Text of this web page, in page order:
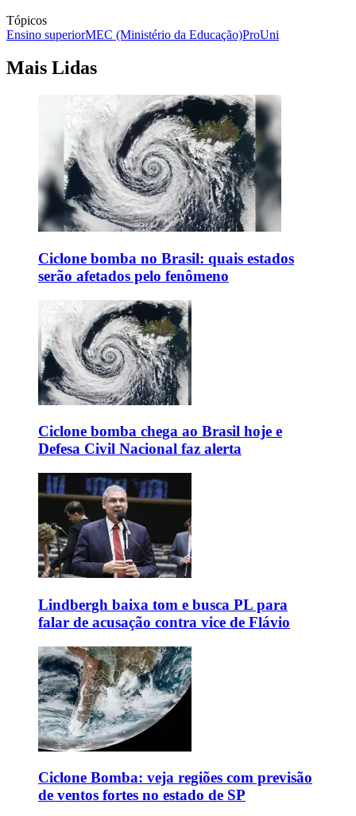
Tópicos
Ensino superiorMEC (Ministério da Educação)ProUni
Mais Lidas
Ciclone bomba no Brasil: quais estados
serão afetados pelo fenômeno
Ciclone bomba chega ao Brasil hoje e
Defesa Civil Nacional faz alerta
Lindbergh baixa tom e busca PL para
falar de acusação contra vice de Flávio
Ciclone Bomba: veja regiões com previsão
de ventos fortes no estado de SP